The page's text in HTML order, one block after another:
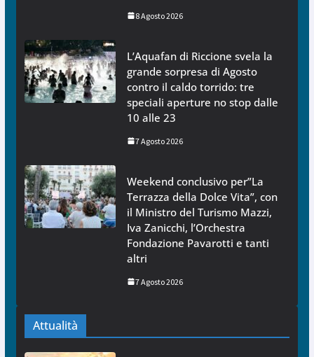
8 Agosto 2026
L’Aquafan di Riccione svela la
grande sorpresa di Agosto
contro il caldo torrido: tre
speciali aperture no stop dalle
10 alle 23
7 Agosto 2026
Weekend conclusivo per”La
Terrazza della Dolce Vita”, con
il Ministro del Turismo Mazzi,
Iva Zanicchi, l’Orchestra
Fondazione Pavarotti e tanti
altri
7 Agosto 2026
Attualità